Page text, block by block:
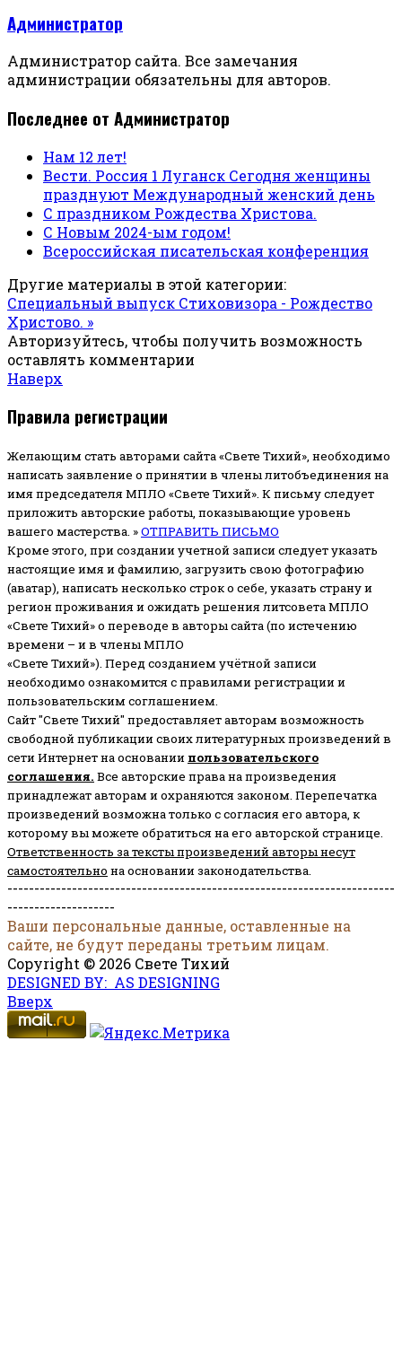
Администратор
Администратор сайта. Все замечания
администрации обязательны для авторов.
Последнее от Администратор
Нам 12 лет!
Вести. Россия 1 Луганск Сегодня женщины
празднуют Международный женский день
С праздником Рождества Христова.
С Новым 2024-ым годом!
Всероссийская писательская конференция
Другие материалы в этой категории:
Специальный выпуск Стиховизора - Рождество
Христово. »
Авторизуйтесь, чтобы получить возможность
оставлять комментарии
Наверх
Правила регистрации
Желающим стать авторами сайта «Свете Тихий», необходимо
написать заявление о принятии в члены литобъединения на
имя председателя МПЛО «Свете Тихий». К письму следует
приложить авторские работы, показывающие уровень
вашего мастерства. »ОТПРАВИТЬ ПИСЬМО
Кроме этого, при создании учетной записи следует указать
настоящие имя и фамилию, загрузить свою фотографию
(аватар), написать несколько строк о себе, указать страну и
регион проживания и ожидать решения литсовета МПЛО
«Свете Тихий» о переводе в авторы сайта (по истечению
времени – и в члены МПЛО
«Свете Тихий»). Перед созданием учётной записи
необходимо ознакомится с правилами регистрации и
пользовательским соглашением.
Сайт "Свете Тихий" предоставляет авторам возможность
свободной публикации своих литературных произведений в
сети Интернет на основании пользовательского
соглашения. Все авторские права на произведения
принадлежат авторам и охраняются законом. Перепечатка
произведений возможна только с согласия его автора, к
которому вы можете обратиться на его авторской странице.
Ответственность за тексты произведений авторы несут
самостоятельно на основании законодательства.
------------------------------------------------------------------------
--------------------
Ваши персональные данные, оставленные на
сайте, не будут переданы третьим лицам.
Copyright © 2026 Свете Тихий
DESIGNED BY: AS DESIGNING
Вверх